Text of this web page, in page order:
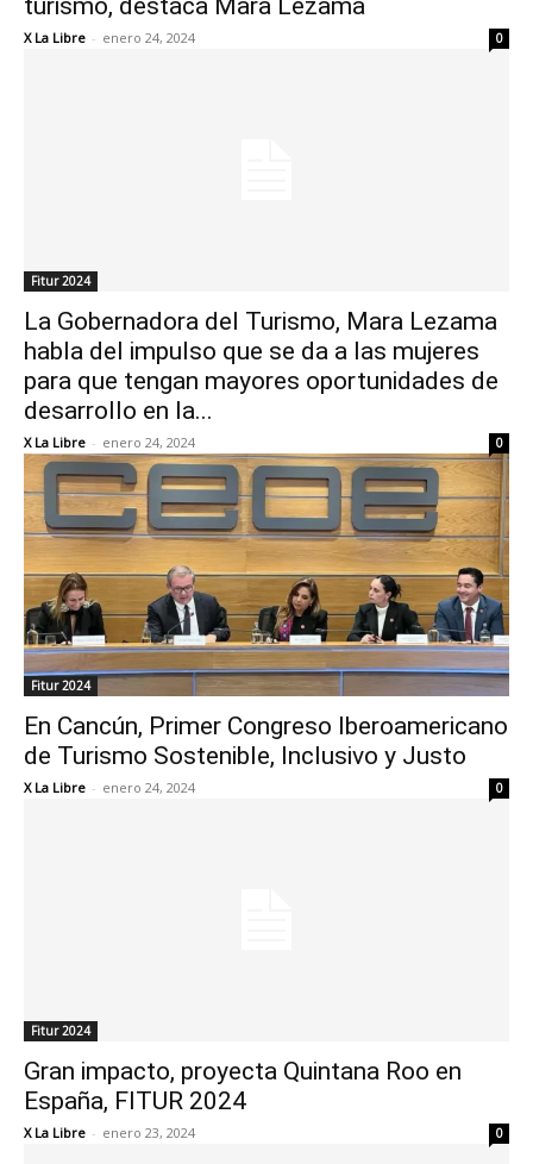
turismo, destaca Mara Lezama
X La Libre - enero 24, 2024 0
Fitur 2024
La Gobernadora del Turismo, Mara Lezama
habla del impulso que se da a las mujeres
para que tengan mayores oportunidades de
desarrollo en la...
X La Libre - enero 24, 2024 0
Fitur 2024
En Cancún, Primer Congreso Iberoamericano
de Turismo Sostenible, Inclusivo y Justo
X La Libre - enero 24, 2024 0
Fitur 2024
Gran impacto, proyecta Quintana Roo en
España, FITUR 2024
X La Libre - enero 23, 2024 0